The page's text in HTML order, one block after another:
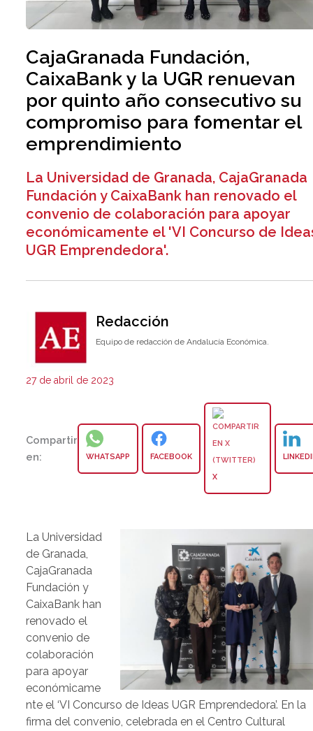
CajaGranada Fundación,
CaixaBank y la UGR renuevan
por quinto año consecutivo su
compromiso para fomentar el
emprendimiento
La Universidad de Granada, CajaGranada
Fundación y CaixaBank han renovado el
convenio de colaboración para apoyar
económicamente el 'VI Concurso de
UGR Emprendedora'.
Redacción
Equipo de redacción de Andalucía Económica.
27 de abril de 2023
Compartir
en:
WHATSAPP FACEBOOK
X
La Universidad
de Granada,
CajaGranada
Fundación y
CaixaBank han
renovado el
convenio de
colaboración
para apoyar
económicame
nte el ‘VI Concurso de Ideas UGR Emprendedora’. En la
firma del convenio, celebrada en el Centro Cultural